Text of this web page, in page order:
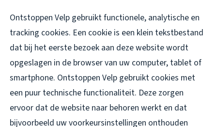
Ontstoppen Velp gebruikt functionele, analytische en
tracking cookies. Een cookie is een klein tekstbestand
dat bij het eerste bezoek aan deze website wordt
opgeslagen in de browser van uw computer, tablet of
smartphone. Ontstoppen Velp gebruikt cookies met
een puur technische functionaliteit. Deze zorgen
ervoor dat de website naar behoren werkt en dat
bijvoorbeeld uw voorkeursinstellingen onthouden